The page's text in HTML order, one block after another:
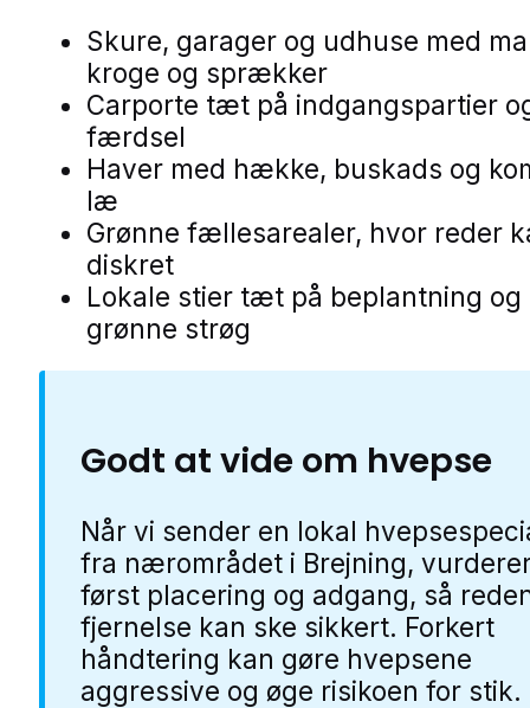
Skure, garager og udhuse med
kroge og sprækker
Carporte tæt på indgangspartier
færdsel
Haver med hække, buskads og
læ
Grønne fællesarealer, hvor reder
diskret
Lokale stier tæt på beplantning og
grønne strøg
Godt at vide om hvepse
Når vi sender en lokal
fra nærområdet i Brejning,
først placering og adgang, så
fjernelse kan ske sikkert. Forkert
håndtering kan gøre hvepsene
aggressive og øge risikoen for stik.